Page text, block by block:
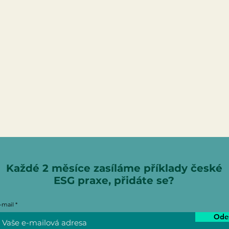
Každé 2 měsíce zasíláme příklady české
ESG praxe, přidáte se?
mail